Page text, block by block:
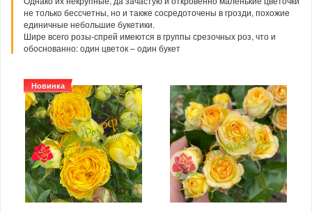
не только бессчетны, но и также сосредоточены в грозди, похожие
единичные небольшие букетики.
Шире всего розы-спрей имеются в группы срезочных роз, что и
обоснованно: один цветок – один букет
Новинка